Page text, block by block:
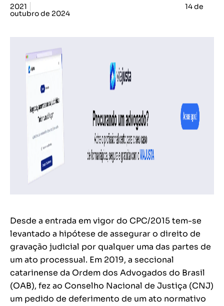
2021 14 de
outubro de 2024
Desde a entrada em vigor do CPC/2015 tem-se
levantado a hipótese de assegurar o direito de
gravação judicial por qualquer uma das partes de
um ato processual. Em 2019, a seccional
catarinense da Ordem dos Advogados do Brasil
(OAB), fez ao Conselho Nacional de Justiça (CNJ)
um pedido de deferimento de um ato normativo